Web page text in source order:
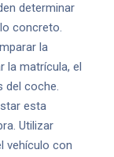
determinar
concreto.
la
la matrícula, el
del coche.
esta
Utilizar
vehículo con